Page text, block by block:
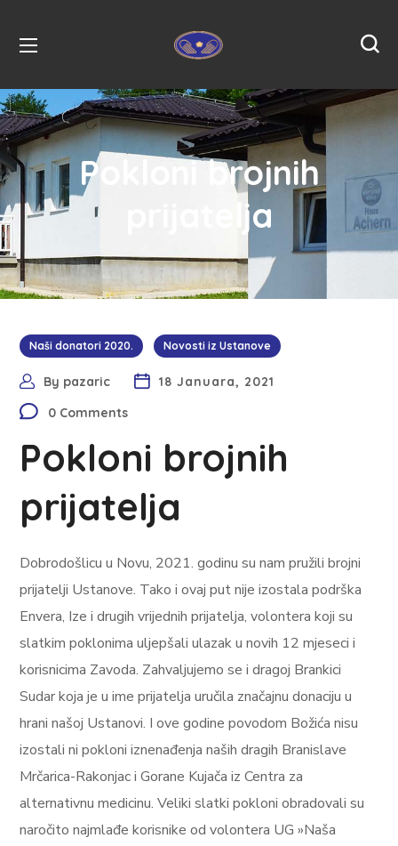
Pokloni brojnih
prijatelja
Naši donatori 2020. Novosti iz Ustanove
By pazaric
18 Januara, 2021
0 Comments
Pokloni brojnih
prijatelja
Dobrodošlicu u Novu, 2021. godinu su nam pružili brojni
prijatelji Ustanove. Tako i ovaj put nije izostala podrška
Envera, Ize i drugih vrijednih prijatelja, volontera koji su
slatkim poklonima uljepšali ulazak u novih 12 mjeseci i
korisnicima Zavoda. Zahvaljujemo se i dragoj Brankici
Sudar koja je u ime prijatelja uručila značajnu donaciju u
hrani našoj Ustanovi. I ove godine povodom Božića nisu
izostali ni pokloni iznenađenja naših dragih Branislave
Mrčarica-Rakonjac i Gorane Kujača iz Centra za
alternativnu medicinu. Veliki slatki pokloni obradovali su
naročito najmlađe korisnike od volontera UG »Naša